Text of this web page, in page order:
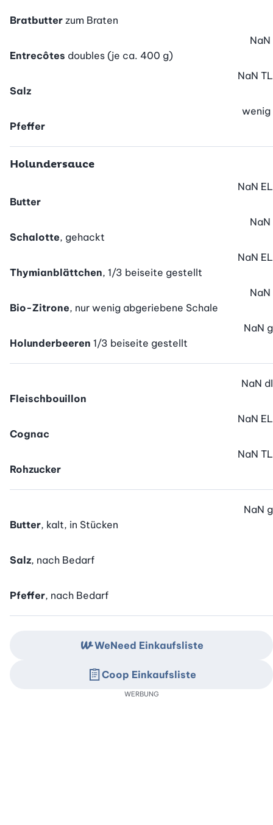
Bratbutter zum Braten
Entrecôtes doubles (je ca. 400 g)
NaN
Salz
NaN TL
Pfeffer
wenig
Holundersauce
Butter
NaN EL
Schalotte, gehackt
NaN
Thymianblättchen, 1/3 beiseite gestellt
NaN EL
Bio-Zitrone, nur wenig abgeriebene Schale
NaN
Holunderbeeren 1/3 beiseite gestellt
NaN g
Fleischbouillon
NaN dl
Cognac
NaN EL
Rohzucker
NaN TL
Butter, kalt, in Stücken
NaN g
Salz, nach Bedarf
Pfeffer, nach Bedarf
WeNeed Einkaufsliste
Coop Einkaufsliste
WERBUNG